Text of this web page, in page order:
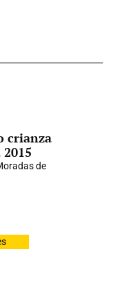
crianza
de